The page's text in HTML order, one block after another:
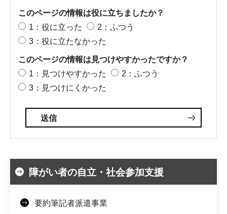
このページの情報は役に立ちましたか？
1：役に立った
2：ふつう
3：役に立たなかった
このページの情報は見つけやすかったですか？
1：見つけやすかった
2：ふつう
3：見つけにくかった
障がい者の自立・社会参加支援
要約筆記者派遣事業